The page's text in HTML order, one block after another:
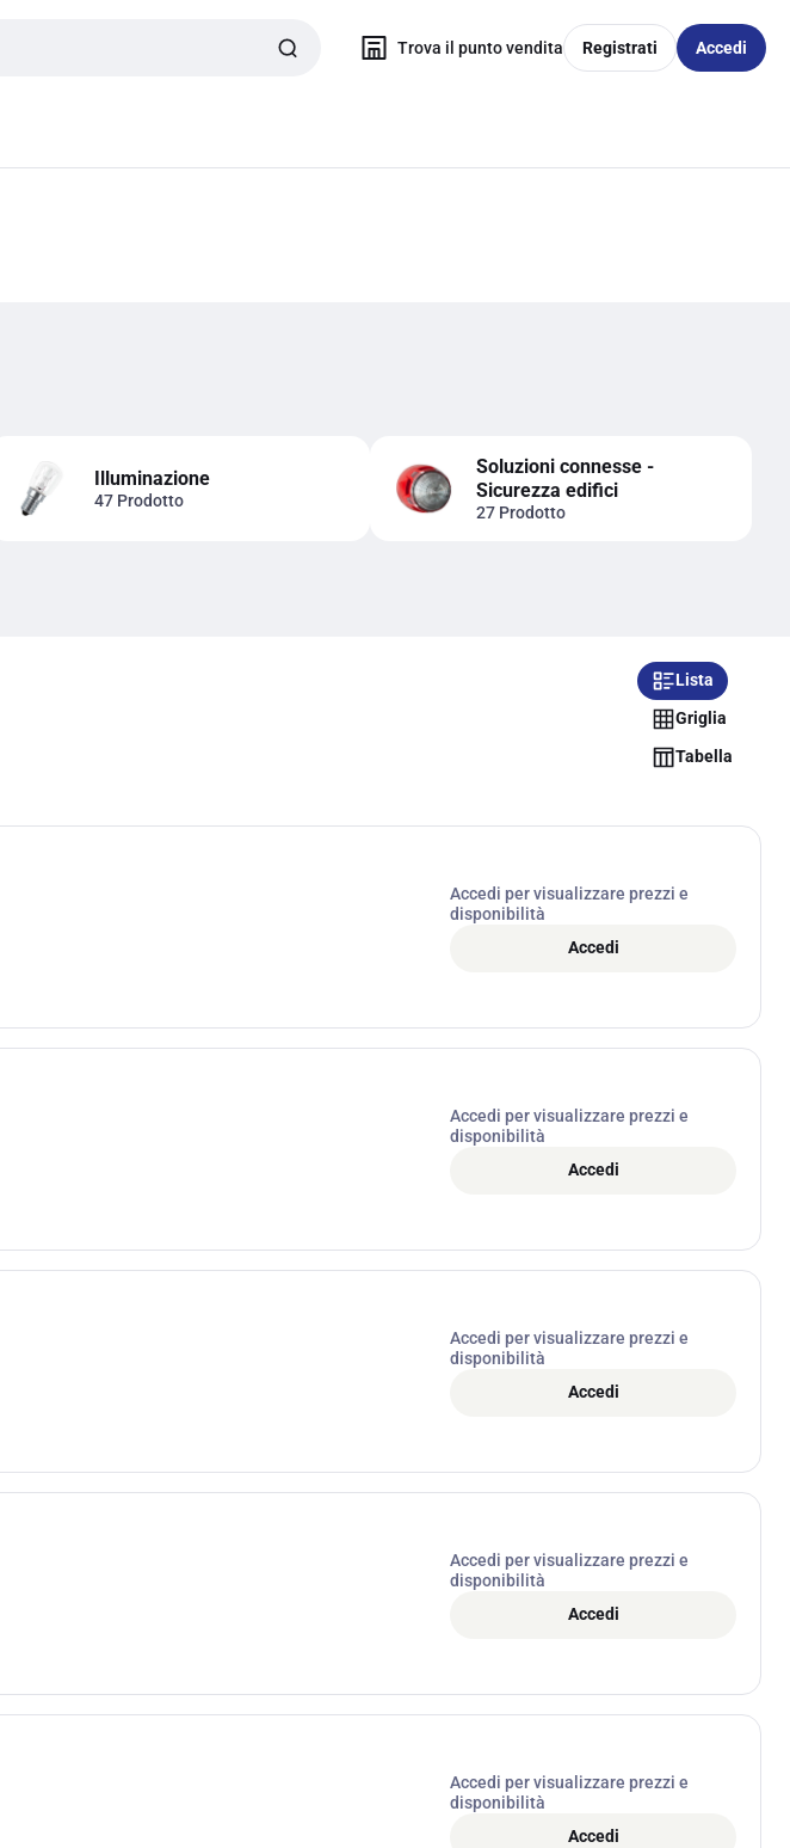
Trova il punto vendita Registrati Accedi
Illuminazione
47 Prodotto
Soluzioni connesse -
Sicurezza edifici
27 Prodotto
Lista
Griglia
Tabella
Accedi per visualizzare prezzi e
disponibilità
Accedi
Accedi per visualizzare prezzi e
disponibilità
Accedi
Accedi per visualizzare prezzi e
disponibilità
Accedi
Accedi per visualizzare prezzi e
disponibilità
Accedi
Accedi per visualizzare prezzi e
disponibilità
Accedi